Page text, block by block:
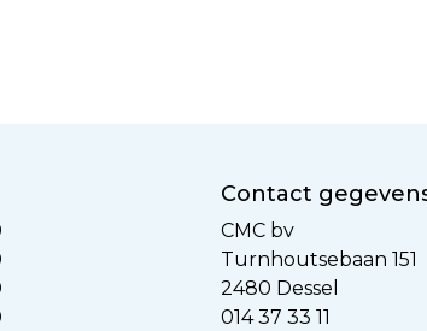
Contact
CMC bv
Turnhoutsebaan 151
2480 Dessel
014 37 33 11